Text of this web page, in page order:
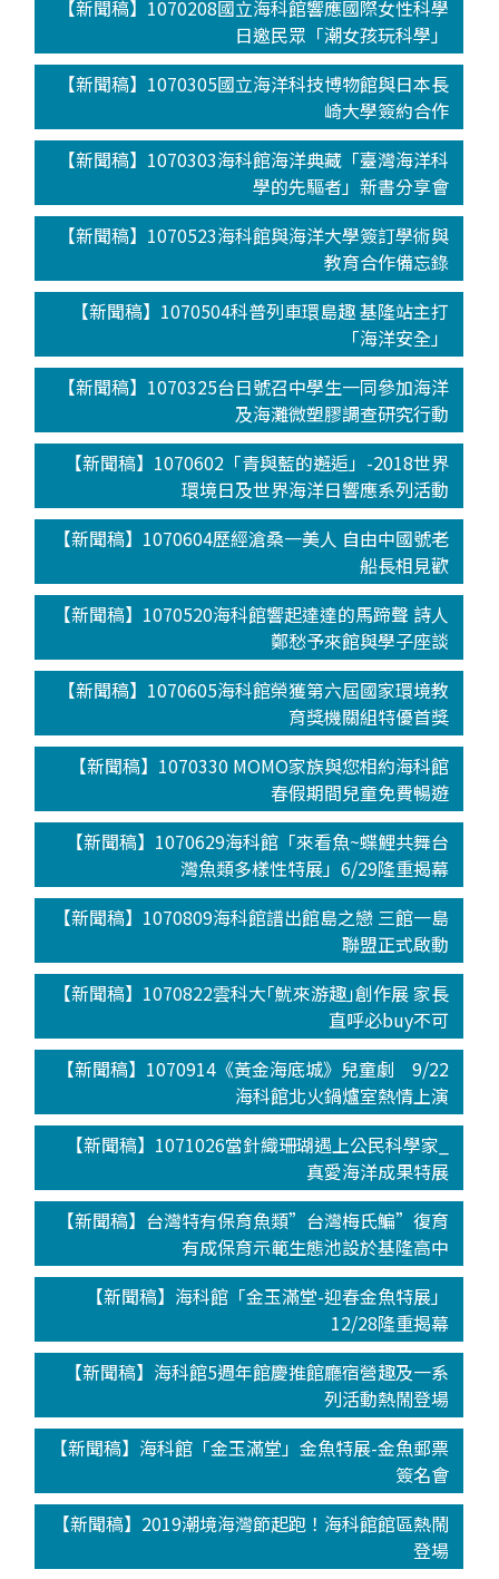
【新聞稿】1070208國立海科館響應國際女性科學
日邀民眾「潮女孩玩科學」
【新聞稿】1070305國立海洋科技博物館與日本長
崎大學簽約合作
【新聞稿】1070303海科館海洋典藏「臺灣海洋科
學的先驅者」新書分享會
【新聞稿】1070523海科館與海洋大學簽訂學術與
教育合作備忘錄
【新聞稿】1070504科普列車環島趣 基隆站主打
「海洋安全」
【新聞稿】1070325台日號召中學生一同參加海洋
及海灘微塑膠調查研究行動
【新聞稿】1070602「青與藍的邂逅」-2018世界
環境日及世界海洋日響應系列活動
【新聞稿】1070604歷經滄桑一美人 自由中國號老
船長相見歡
【新聞稿】1070520海科館響起達達的馬蹄聲 詩人
鄭愁予來館與學子座談
【新聞稿】1070605海科館榮獲第六屆國家環境教
育獎機關組特優首獎
【新聞稿】1070330 MOMO家族與您相約海科館
春假期間兒童免費暢遊
【新聞稿】1070629海科館「來看魚~蝶鯉共舞台
灣魚類多樣性特展」6/29隆重揭幕
【新聞稿】1070809海科館譜出館島之戀 三館一島
聯盟正式啟動
【新聞稿】1070822雲科大｢魷來游趣｣創作展 家長
直呼必buy不可
【新聞稿】1070914《黃金海底城》兒童劇 9/22
海科館北火鍋爐室熱情上演
【新聞稿】1071026當針織珊瑚遇上公民科學家_
真愛海洋成果特展
【新聞稿】台灣特有保育魚類”台灣梅氏鯿”復育
有成保育示範生態池設於基隆高中
【新聞稿】海科館「金玉滿堂-迎春金魚特展」
12/28隆重揭幕
【新聞稿】海科館5週年館慶推館廳宿營趣及一系
列活動熱鬧登場
【新聞稿】海科館「金玉滿堂」金魚特展-金魚郵票
簽名會
【新聞稿】2019潮境海灣節起跑！海科館館區熱鬧
登場